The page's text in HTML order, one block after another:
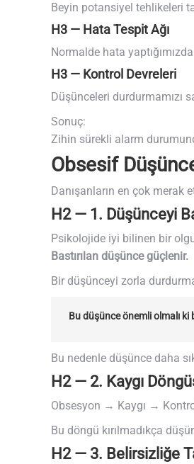
Beyin potansiyel tehlikeleri
H3 — Hata Tespit Ağı
Normalde hata
H3 — Kontrol Devreleri
Düşünceleri durdurmamızı
Sonuç:
Zihin sürekli alarm
Obsesif
Danışanların en çok merak
H2 — 1. Düşünceyi
Psikolojide iyi bilinen bir
Bastırılan düşünce güçlenir.
Bir düşünceyi zorla
Bu düşünce önemli olmalı ki
Bu nedenle düşünce daha
H2 — 2. Kaygı
Obsesyon → Kaygı →
Bu döngü kırılmadıkça
H2 — 3. Belirsizliğe